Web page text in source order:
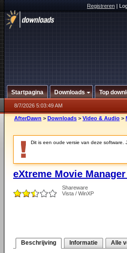
Registreren|
Startpagina Downloads Top
8/7/2026 5:03:49 AM
AfterDawn > Downloads > Video & Audio >
Dit is een oude versie van deze software.
eXtreme Movie
Shareware
Vista / WinXP
Beschrijving Informatie Alle